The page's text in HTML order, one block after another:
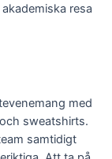
resa
med
sweatshirts.
samtidigt